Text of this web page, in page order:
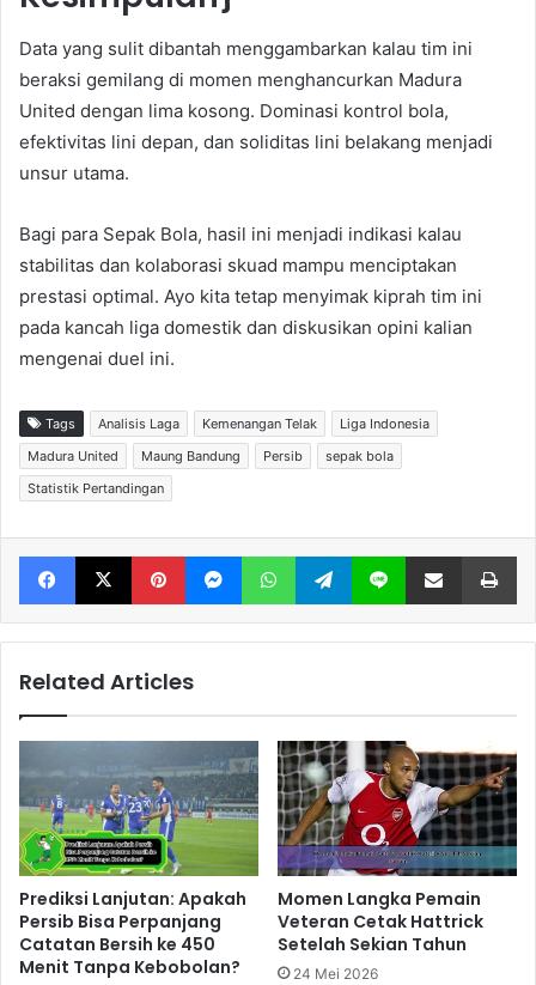
Data yang sulit dibantah menggambarkan kalau tim ini
beraksi gemilang di momen menghancurkan Madura
United dengan lima kosong. Dominasi kontrol bola,
efektivitas lini depan, dan soliditas lini belakang menjadi
unsur utama.
Bagi para Sepak Bola, hasil ini menjadi indikasi kalau
stabilitas dan kolaborasi skuad mampu menciptakan
prestasi optimal. Ayo kita tetap menyimak kiprah tim ini
pada kancah liga domestik dan diskusikan opini kalian
mengenai duel ini.
Tags Analisis Laga Kemenangan Telak
Liga Indonesia
Madura United
Maung Bandung Persib
sepak bola
Statistik Pertandingan
Facebook X Pinterest Messenger WhatsApp Telegram Line Share via Email
Related Articles
Prediksi Lanjutan: Apakah
Persib Bisa Perpanjang
Catatan Bersih ke 450
Menit Tanpa Kebobolan?
Momen Langka Pemain
Veteran Cetak Hattrick
Setelah Sekian Tahun
24 Mei 2026